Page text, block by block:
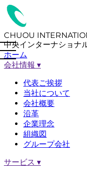
CHUOU
中央インターナショナ
ホーム
会社情報 ▾
代表ご挨拶
当社について
会社概要
沿革
企業理念
組織図
グループ会社
サービス ▾